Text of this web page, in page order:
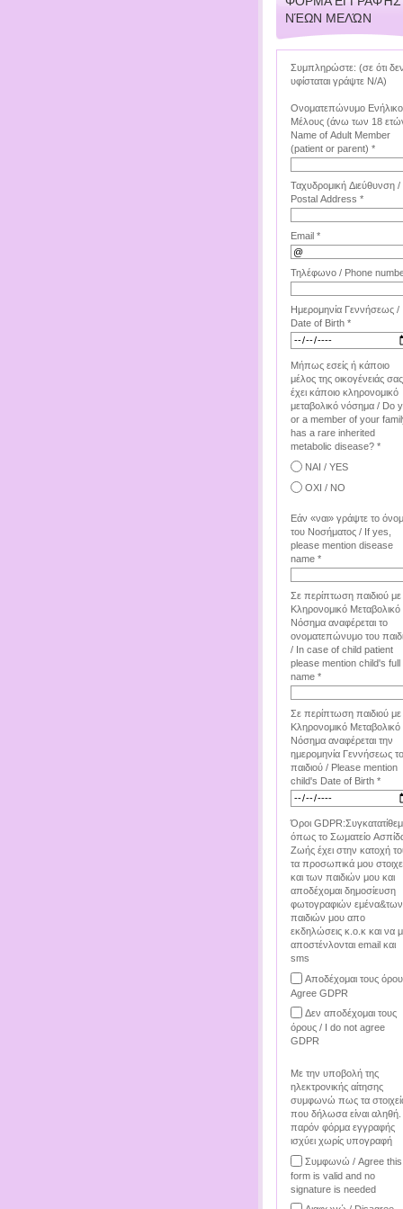
ΝΈΩΝ ΜΕΛΏΝ
Συμπληρώστε: (σε ότι δεν
υφίσταται γράψτε Ν/Α)
Ονοματεπώνυμο
Μέλους (άνω των 18
Name of Adult Member
(patient or parent) *
Ταχυδρομική Διεύθυνση /
Postal Address *
Email *
Τηλέφωνο / Phone
Ημερομηνία Γεννήσεως /
Date of Birth *
Μήπως εσείς ή κάποιο
μέλος της οικογένειάς σας
έχει κάποιο κληρονομικό
μεταβολικό νόσημα / Do
or a member of your
has a rare inherited
metabolic disease? *
ΝΑΙ / YES
ΟΧΙ / NO
Εάν «ναι» γράψτε το
του Νοσήματος / If yes,
please mention disease
name *
Σε περίπτωση παιδιού με
Κληρονομικό Μεταβολικό
Νόσημα αναφέρεται το
ονοματεπώνυμο του
/ In case of child patient
please mention child's full
name *
Σε περίπτωση παιδιού με
Κληρονομικό Μεταβολικό
Νόσημα αναφέρεται την
ημερομηνία Γεννήσεως
παιδιού / Please mention
child's Date of Birth *
Όροι
όπως το Σωματείο
Ζωής έχει στην κατοχή
τα προσωπικά μου
και των παιδιών μου και
αποδέχομαι δημοσίευση
φωτογραφιών εμένα&των
παιδιών μου απο
εκδηλώσεις κ.ο.κ και να
αποστένλονται email και
sms
Αποδέχομαι τους
Agree GDPR
Δεν αποδέχομαι τους
όρους / I do not agree
GDPR
Με την υποβολή της
ηλεκτρονικής αίτησης
συμφωνώ πως τα
που δήλωσα είναι
παρόν φόρμα εγγραφής
ισχύει χωρίς υπογραφή
Συμφωνώ / Agree this
form is valid and no
signature is needed